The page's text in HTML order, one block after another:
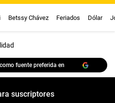
Betssy Chávez Feriados Dólar
fuente preferida en
suscriptores